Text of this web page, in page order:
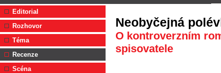
Editorial
Rozhovor
Téma
Recenze
Scéna
Neobyčejná
O kontroverzním
spisovatele